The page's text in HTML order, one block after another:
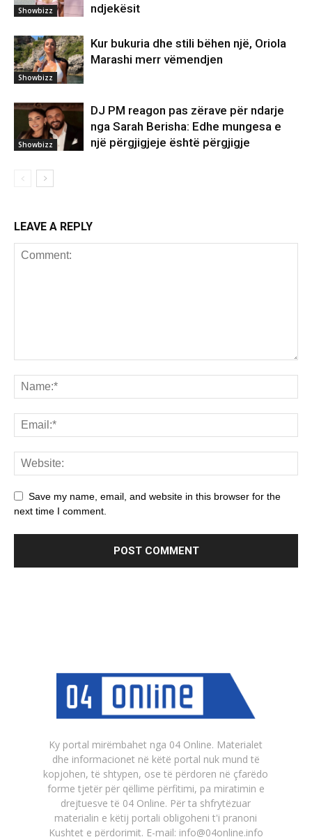
Showbizz
ndjekësit
Showbizz
Kur bukuria dhe stili bëhen një, Oriola
Marashi merr vëmendjen
Showbizz
DJ PM reagon pas zërave për ndarje
nga Sarah Berisha: Edhe mungesa e
një përgjigjeje është përgjigje
LEAVE A REPLY
Save my name, email, and website in this browser for the
next time I comment.
Ky portal mirëmbahet nga 04 Online. Materialet
dhe informacionet në këtë portal nuk mund të
kopjohen, të shtypen, ose të përdoren në çfarëdo
forme tjetër për qëllime përfitimi, pa miratimin e
drejtuesve të 04 Online. Për ta shfrytëzuar
materialin e këtij portali obligoheni t'i pranoni
Kushtet e përdorimit. E-mail: info@04online.info